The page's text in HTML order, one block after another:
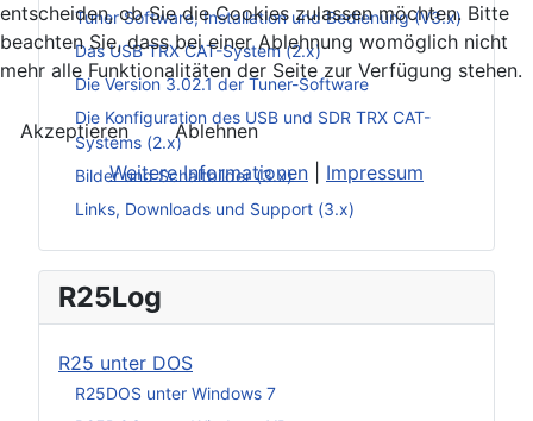
Tuner Software, Installation und Bedienung (V3.x)
Das USB TRX CAT-System (2.x)
Die Version 3.02.1 der Tuner-Software
Die Konfiguration des USB und SDR TRX CAT-
Systems (2.x)
Bilder und Schaltbilder (3.x)
Links, Downloads und Support (3.x)
R25Log
R25 unter DOS
R25DOS unter Windows 7
entscheiden, ob Sie die Cookies zulassen möchten. Bitte
beachten Sie, dass bei einer Ablehnung womöglich nicht
mehr alle Funktionalitäten der Seite zur Verfügung stehen.
Akzeptieren
Ablehnen
Weitere Informationen
Impressum